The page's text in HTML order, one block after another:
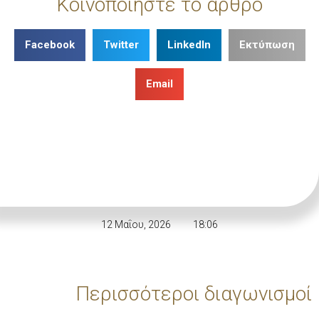
Facebook Twitter LinkedIn Εκτύπωση
Email
12 Μαΐου, 2026 18:06
Περισσότεροι διαγωνισμοί